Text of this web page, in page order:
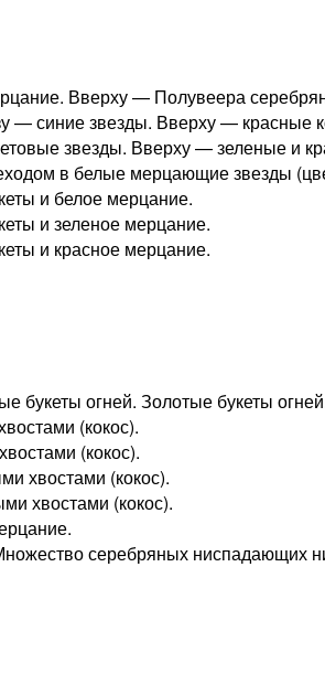
Вверху — Полувеера
— синие звезды. Вверху — красные
звезды. Вверху — зеленые и
в белые мерцающие звезды
и белое мерцание.
и зеленое мерцание.
и красное мерцание.
огней. Золотые букеты
(кокос).
(кокос).
хвостами (кокос).
хвостами (кокос).
серебряных ниспадающих